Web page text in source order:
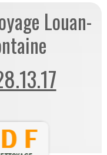
Louan-